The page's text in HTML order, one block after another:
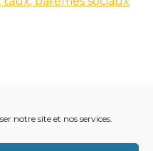
notre site et nos services.